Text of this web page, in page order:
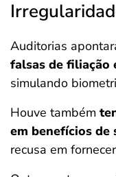
Auditorias
falsas de filiação
simulando
Houve também
em benefícios de
recusa em